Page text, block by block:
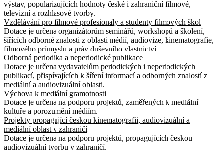
výstav, popularizujících hodnoty české i zahraniční filmové,
televizní a rozhlasové tvorby.
Vzdělávání pro filmové profesionály a studenty filmových škol
Dotace je určena organizátorům seminářů, workshopů a školení,
šířících odborné znalosti z oblasti médií, audiovize, kinematografie,
filmového průmyslu a práv duševního vlastnictví.
Odborná periodika a neperiodické publikace
Dotace je určena vydavatelům periodických i neperiodických
publikací, přispívajících k šíření informací a odborných znalostí z
mediální a audiovizuální oblasti.
Výchova k mediální gramotnosti
Dotace je určena na podporu projektů, zaměřených k mediální
kultuře a porozumění médiím.
Projekty propagující českou kinematografii, audiovizuální a
mediální oblast v zahraničí
Dotace je určena na podporu projektů, propagujících českou
audiovizuální tvorbu v zahraničí.